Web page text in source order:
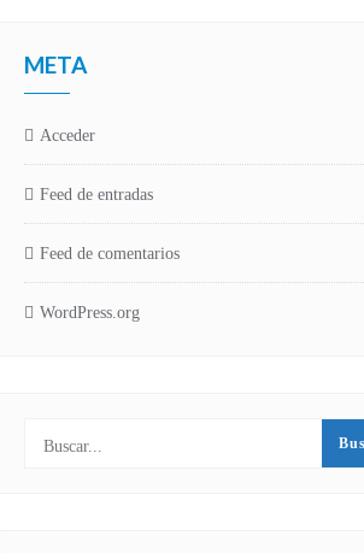
META
Acceder
Feed de entradas
Feed de comentarios
WordPress.org